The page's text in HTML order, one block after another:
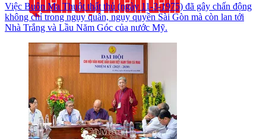
Việc Buôn Ma Thuột thất thủ (ngày 11-3-1975) đã gây chấn động
không chỉ trong ngụy quân, ngụy quyền Sài Gòn mà còn lan tới
Nhà Trắng và Lầu Năm Góc của nước Mỹ.